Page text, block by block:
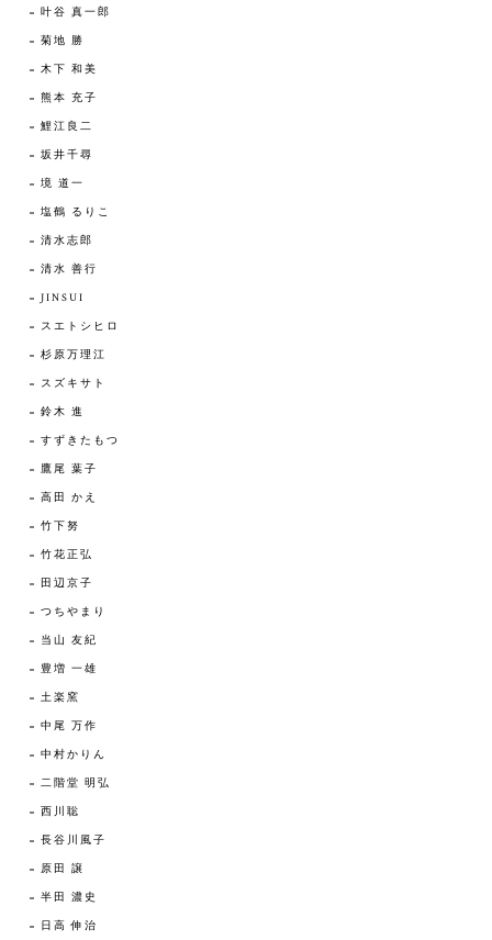
叶谷 真一郎
菊地 勝
木下 和美
熊本 充子
鯉江良二
坂井千尋
境 道一
塩鶴 るりこ
清水志郎
清水 善行
JINSUI
スエトシヒロ
杉原万理江
スズキサト
鈴木 進
すずきたもつ
鷹尾 葉子
高田 かえ
竹下努
竹花正弘
田辺京子
つちやまり
当山 友紀
豊増 一雄
土楽窯
中尾 万作
中村かりん
二階堂 明弘
西川聡
長谷川風子
原田 譲
半田 濃史
日高 伸治